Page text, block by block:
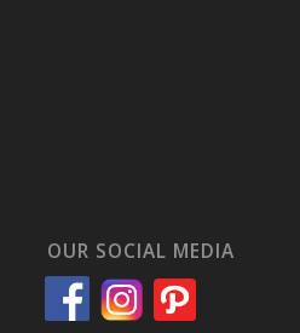
OUR SOCIAL MEDIA